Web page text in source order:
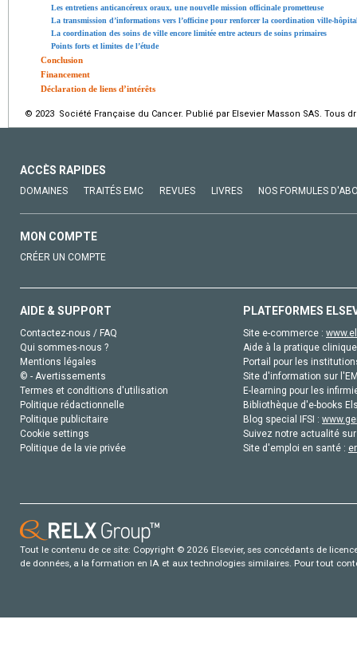
Les entretiens anticancéreux oraux, une nouvelle mission officinale prometteuse
La transmission d’informations vers l’officine pour renforcer la coordination ville-
La coordination des soins de ville encore limitée entre acteurs de soins primaires
Points forts et limites de l’étude
Conclusion
Financement
Déclaration de liens d’intérêts
© 2023 Société Française du Cancer. Publié par Elsevier Masson SAS. Tous
ACCÈS RAPIDES
DOMAINES TRAITÉS EMC REVUES LIVRES NOS FORMULES
MON COMPTE
CRÉER UN COMPTE
AIDE & SUPPORT
Contactez-nous / FAQ
Qui sommes-nous ?
Mentions légales
© - Avertissements
Termes et conditions d'utilisation
Politique rédactionnelle
Politique publicitaire
Cookie settings
Politique de la vie privée
PLATEFORMES
Site e-commerce :
Aide à la pratique
Portail pour les
Site d'information sur
E-learning pour les
Bibliothèque d'e-books
Blog special IFSI :
Suivez notre actualité
Site d'emploi en santé :
Tout le contenu de ce site: Copyright © 2026 Elsevier, ses concédants de
de données, a la formation en IA et aux technologies similaires. Pour tout